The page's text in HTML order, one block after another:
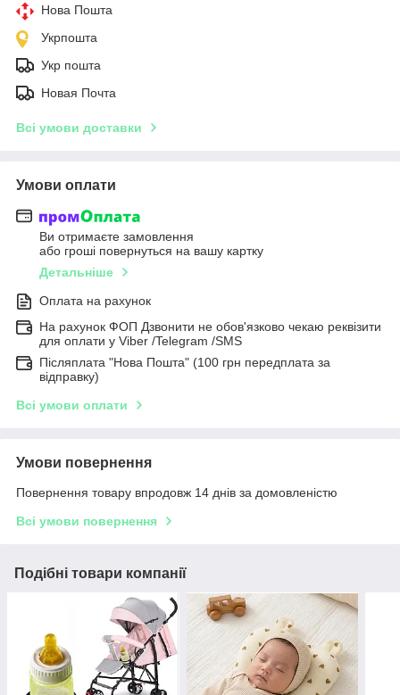
Нова Пошта
Укрпошта
Укр пошта
Новая Почта
Всі умови доставки
Умови оплати
Ви отримаєте замовлення
або гроші повернуться на вашу картку
Детальніше
Оплата на рахунок
На рахунок ФОП Дзвонити не обов'язково чекаю реквізити
для оплати у Viber /Telegram /SMS
Післяплата "Нова Пошта" (100 грн передплата за
відправку)
Всі умови оплати
Умови повернення
Повернення товару впродовж 14 днів за домовленістю
Всі умови повернення
Подібні товари компанії